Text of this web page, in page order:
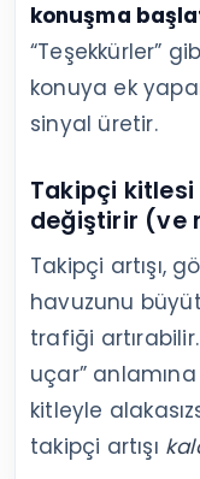
konuşma
“Teşekkürler”
konuya ek
sinyal üretir.
Takipçi
değiştirir (ve
Takipçi artışı,
havuzunu
trafiği
uçar”
kitleyle
takipçi artışı